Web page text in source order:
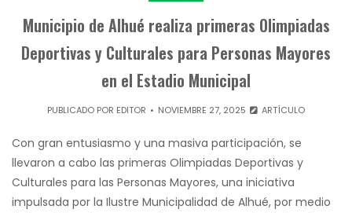
Municipio de Alhué realiza primeras Olimpiadas
Deportivas y Culturales para Personas Mayores
en el Estadio Municipal
PUBLICADO POR EDITOR NOVIEMBRE 27, 2025 ARTÍCULO
Con gran entusiasmo y una masiva participación, se
llevaron a cabo las primeras Olimpiadas Deportivas y
Culturales para las Personas Mayores, una iniciativa
impulsada por la Ilustre Municipalidad de Alhué, por medio